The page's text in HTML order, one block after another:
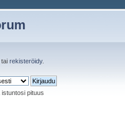
tairekisteröidy.
pituus